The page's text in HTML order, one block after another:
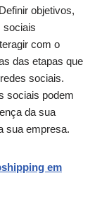
objetivos,
sociais
com o
das etapas que
sociais.
sociais podem
da sua
sua empresa.
em